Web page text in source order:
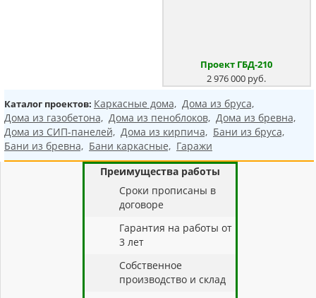
Проект ГБД-210
2 976 000 руб.
Каталог проектов: Каркасные дома, Дома из бруса,
Дома из газобетона, Дома из пеноблоков, Дома из бревна,
Дома из СИП-панелей, Дома из кирпича, Бани из бруса,
Бани из бревна, Бани каркасные, Гаражи
Преимущества работы
Cроки прописаны в
договоре
Гарантия на работы от
3 лет
Собственное
производство и склад